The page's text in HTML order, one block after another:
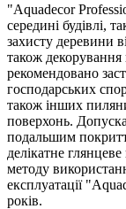
"Aquadecor
середині будівлі,
захисту деревини
також декорування
рекомендовано
господарських
також інших
поверхонь.
подальшим
делікатне
методу
експлуатації
років.